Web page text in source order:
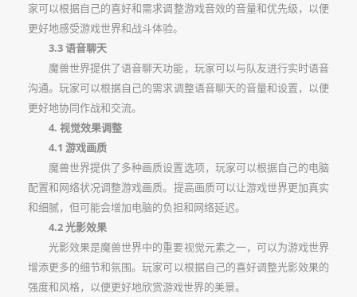
家可以根据自己的喜好和需求调整游戏音效的音量和优先级，以便
更好地感受游戏世界和战斗体验。
3.3 语音聊天
魔兽世界提供了语音聊天功能，玩家可以与队友进行实时语音
沟通。玩家可以根据自己的需求调整语音聊天的音量和设置，以便
更好地协同作战和交流。
4. 视觉效果调整
4.1 游戏画质
魔兽世界提供了多种画质设置选项，玩家可以根据自己的电脑
配置和网络状况调整游戏画质。提高画质可以让游戏世界更加真实
和细腻，但可能会增加电脑的负担和网络延迟。
4.2 光影效果
光影效果是魔兽世界中的重要视觉元素之一，可以为游戏世界
增添更多的细节和氛围。玩家可以根据自己的喜好调整光影效果的
强度和风格，以便更好地欣赏游戏世界的美景。